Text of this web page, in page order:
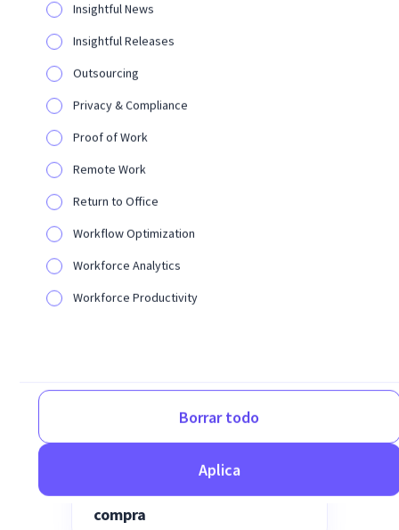
Insightful News
Insightful Releases
Outsourcing
Privacy & Compliance
Proof of Work
Remote Work
Return to Office
Workflow Optimization
Workforce Analytics
Workforce Productivity
Borrar todo
Métricas de productividad
de los empleados: ¿cuál es
una «buena» tasa de
WORKFORCE PRODUCTIVITY
Rastreadores de
productividad para equipos:
características clave y lista
de verificación para la
compra